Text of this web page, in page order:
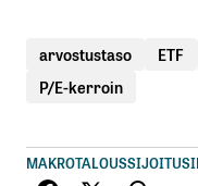
arvostustaso ETF
P/E-kerroin
MAKROTALOUS